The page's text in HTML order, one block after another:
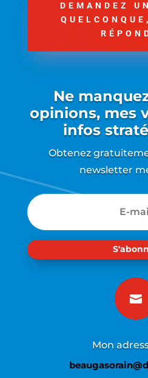
DEMANDEZ
Ne
opinions, mes
infos
Obtenez
newsletter

Mon